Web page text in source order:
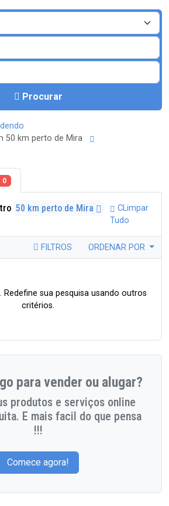
Procurar
50 km perto de Mira
0
50 km perto de Mira
CLimpar
Tudo
FILTROS ORDENAR POR
Redefine sua pesquisa usando outros
critérios.
para vender ou alugar?
produtos e serviços online
E mais facil do que pensa
!!!
Comece agora!